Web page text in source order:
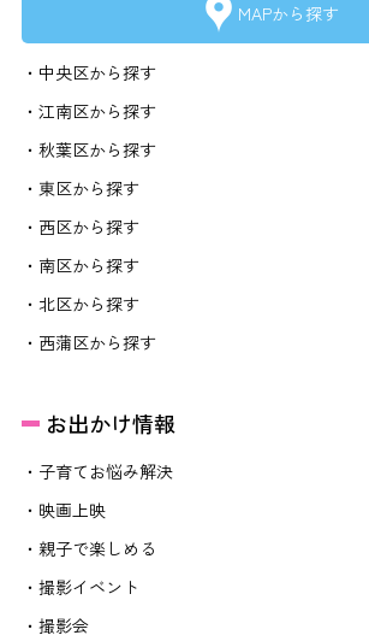
MAPから探す
・中央区から探す
・江南区から探す
・秋葉区から探す
・東区から探す
・西区から探す
・南区から探す
・北区から探す
・西蒲区から探す
お出かけ情報
・子育てお悩み解決
・映画上映
・親子で楽しめる
・撮影イベント
・撮影会